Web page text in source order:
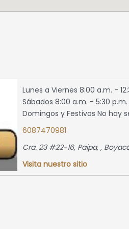
Lunes a Viernes 8:00 a.m. -
Sábados 8:00 a.m. - 5:30
Domingos y Festivos No hay
6087470981
Cra. 23 #22-16, Paipa, ,
Visita nuestro sitio